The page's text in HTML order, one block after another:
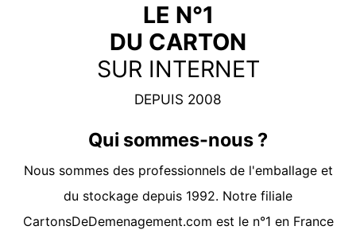
LE N°1
DU CARTON
SUR INTERNET
DEPUIS 2008
Qui sommes-nous ?
Nous sommes des professionnels de l'emballage et
du stockage depuis 1992. Notre filiale
CartonsDeDemenagement.com est le n°1 en France